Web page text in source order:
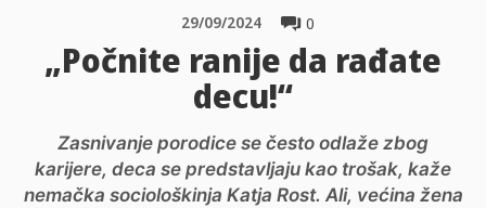
0
29/09/2024
„Počnite ranije da rađate
decu!“
Zasnivanje porodice se često odlaže zbog
karijere, deca se predstavljaju kao trošak, kaže
nemačka sociološkinja Katja Rost. Ali, većina žena